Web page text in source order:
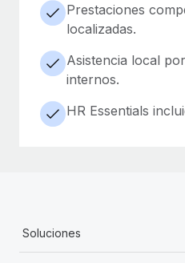
Prestaciones
localizadas.
Asistencia local
internos.
HR Essentials
Soluciones